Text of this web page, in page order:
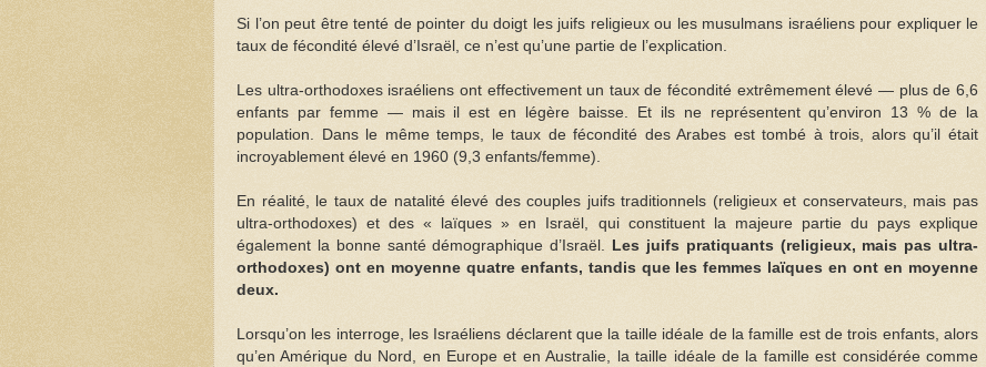
Si l’on peut être tenté de pointer du doigt les juifs religieux ou les musulmans israéliens pour expliquer le
taux de fécondité élevé d’Israël, ce n’est qu’une partie de l’explication.
Les ultra-orthodoxes israéliens ont effectivement un taux de fécondité extrêmement élevé — plus de 6,6
enfants par femme — mais il est en légère baisse. Et ils ne représentent qu’environ 13 % de la
population. Dans le même temps, le taux de fécondité des Arabes est tombé à trois, alors qu’il était
incroyablement élevé en 1960 (9,3 enfants/femme).
En réalité, le taux de natalité élevé des couples juifs traditionnels (religieux et conservateurs, mais pas
ultra-orthodoxes) et des « laïques » en Israël, qui constituent la majeure partie du pays explique
également la bonne santé démographique d’Israël.
Les juifs pratiquants (religieux, mais pas ultra-
orthodoxes) ont en moyenne quatre enfants, tandis que les femmes laïques en ont en moyenne
deux.
Lorsqu’on les interroge, les Israéliens déclarent que la taille idéale de la famille est de trois enfants, alors
qu’en Amérique du Nord, en Europe et en Australie, la taille idéale de la famille est considérée comme